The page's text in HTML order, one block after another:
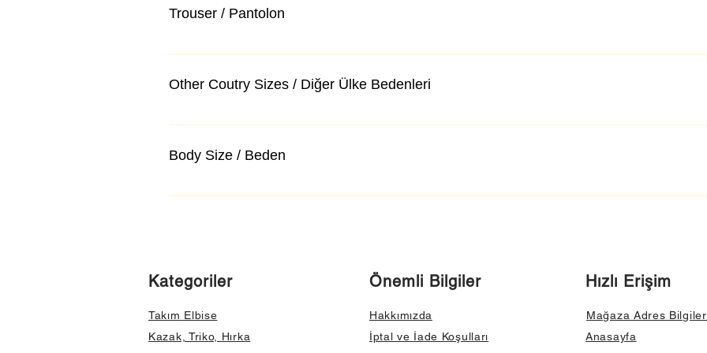
Trouser / Pantolon
Other Coutry Sizes / Diğer Ülke Bedenleri
Body Size / Beden
Kategoriler
Takım Elbise
Kazak, Triko, Hırka
Önemli Bilgiler
Hakkımızda
İptal ve İade Koşulları
Hızlı Erişim
Mağaza Adres
Anasayfa